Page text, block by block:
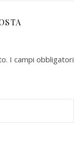
I campi obbligatori